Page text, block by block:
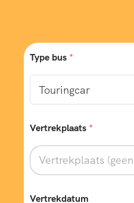
Type bus *
Vertrekplaats *
Vertrekdatum